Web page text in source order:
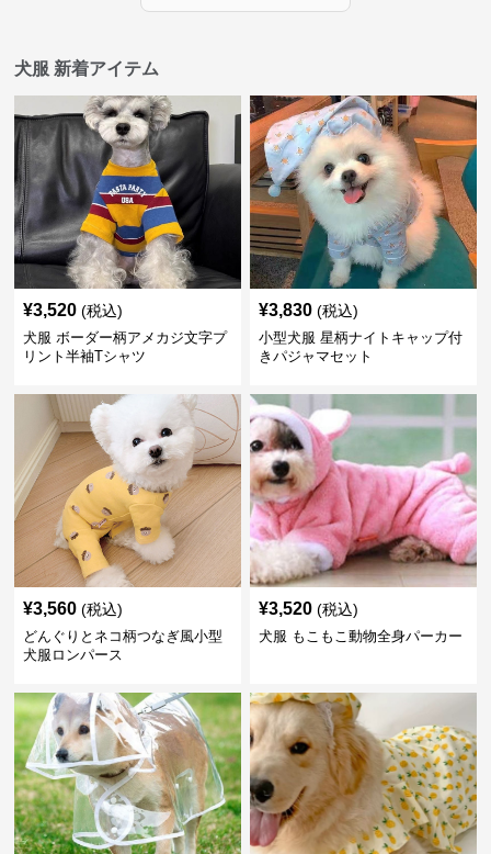
犬服 新着アイテム
¥3,520 (税込)
犬服 ボーダー柄アメカジ文字プ
リント半袖Tシャツ
¥3,830 (税込)
小型犬服 星柄ナイトキャップ付
きパジャマセット
¥3,560 (税込)
どんぐりとネコ柄つなぎ風小型
犬服ロンパース
¥3,520 (税込)
犬服 もこもこ動物全身パーカー